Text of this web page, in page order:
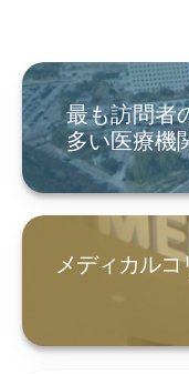
最も訪問者
多い医療機
メディカル